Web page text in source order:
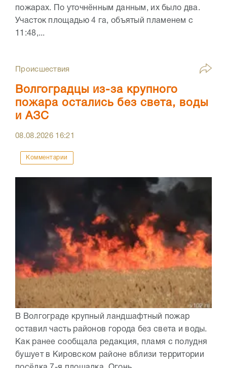
пожарах. По уточнённым данным, их было два.
Участок площадью 4 га, объятый пламенем с
11:48,...
Происшествия
Волгоградцы из-за крупного
пожара остались без света, воды
и АЗС
08.08.2026 16:21
Комментарии
В Волгограде крупный ландшафтный пожар
оставил часть районов города без света и воды.
Как ранее сообщала редакция, пламя с полудня
бушует в Кировском районе вблизи территории